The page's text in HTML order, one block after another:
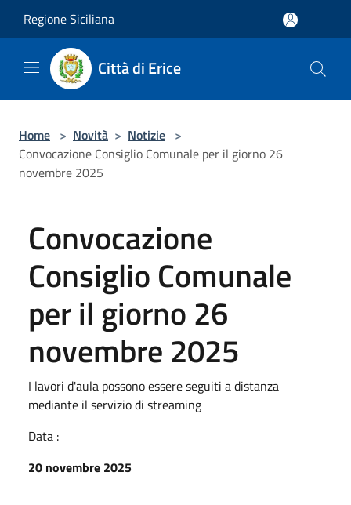
Regione Siciliana
Città di Erice
Home > Novità > Notizie >
Convocazione Consiglio Comunale per il giorno 26
novembre 2025
Convocazione
Consiglio Comunale
per il giorno 26
novembre 2025
I lavori d'aula possono essere seguiti a distanza
mediante il servizio di streaming
Data :
20 novembre 2025